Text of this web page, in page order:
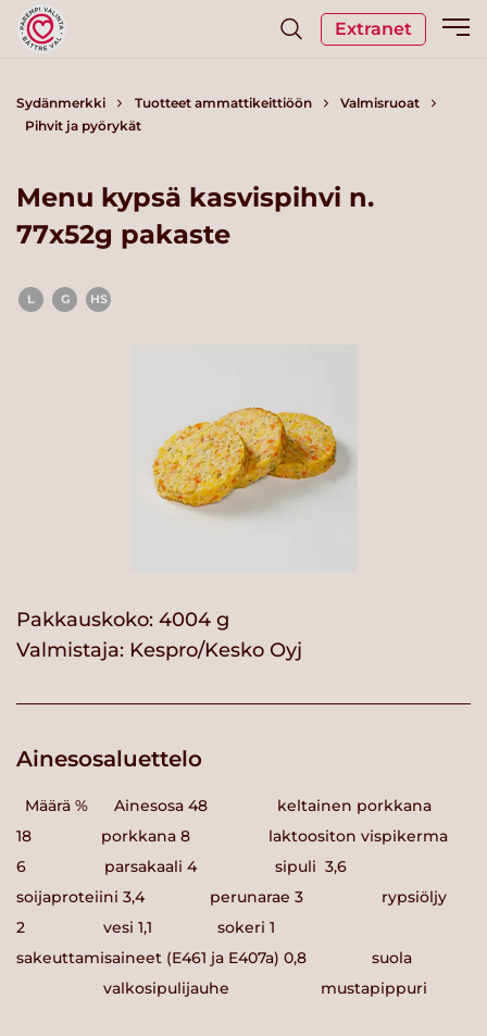
Extranet
Sydänmerkki Tuotteet ammattikeittiöön
Valmisruoat
Pihvit ja pyörykät
Menu kypsä kasvispihvi n.
77x52g pakaste
L G HS
Pakkauskoko: 4004 g
Valmistaja: Kespro/Kesko Oyj
Ainesosaluettelo
Määrä % Ainesosa 48 keltainen porkkana
18 porkkana 8 laktoositon vispikerma
6 parsakaali 4 sipuli 3,6
soijaproteiini 3,4 perunarae 3 rypsiöljy
2 vesi 1,1 sokeri 1
sakeuttamisaineet (E461 ja E407a) 0,8 suola
valkosipulijauhe mustapippuri